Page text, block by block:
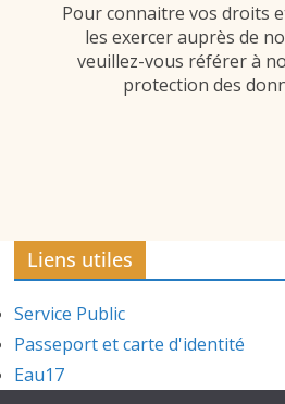
Pour connaitre vos droits
les exercer auprès de
veuillez-vous référer à
protection des
Liens utiles
Service Public
Passeport et carte d'identité
Eau17